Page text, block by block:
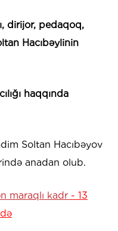
dirijor, pedaqoq,
Hacıbəylinin
haqqında
Soltan Hacıbəyov
anadan olub.
maraqlı kadr - 13